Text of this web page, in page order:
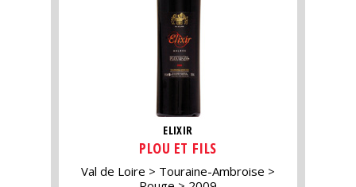
ELIXIR
PLOU ET FILS
Val de Loire
Touraine-Ambroise